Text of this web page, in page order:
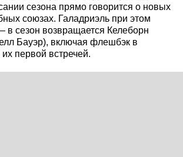
сезона прямо говорится о новых
союзах. Галадриэль при этом
в сезон возвращается Келеборн
Бауэр), включая флешбэк в
первой встречей.